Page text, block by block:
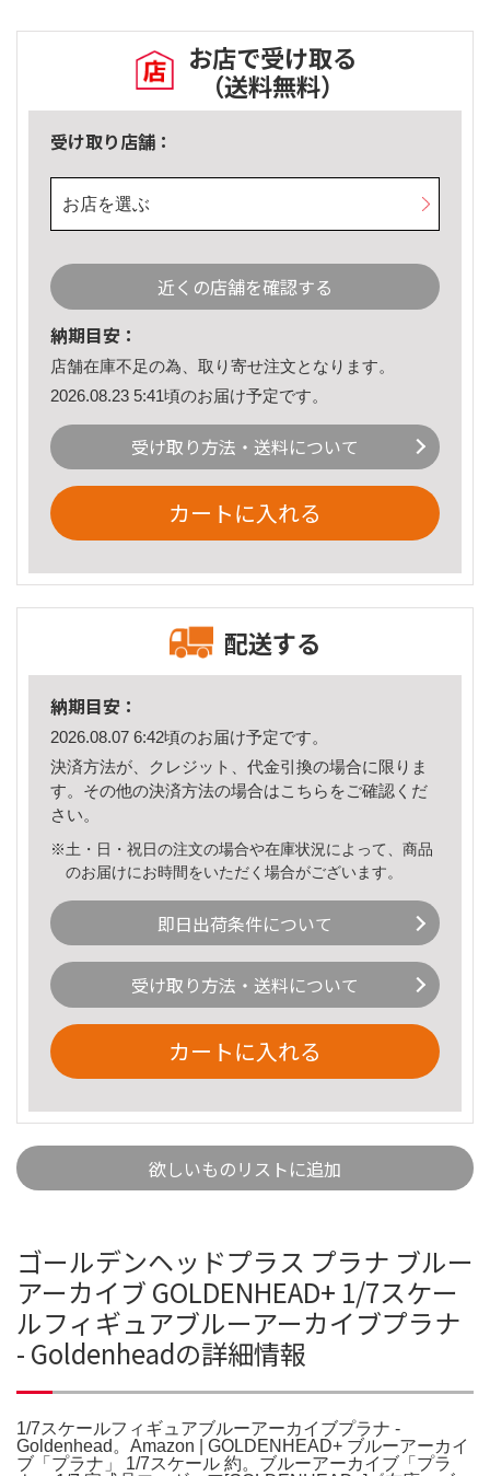
お店で受け取る
（送料無料）
受け取り店舗：
お店を選ぶ
近くの店舗を確認する
納期目安：
店舗在庫不足の為、取り寄せ注文となります。
2026.08.23 5:41頃のお届け予定です。
受け取り方法・送料について
カートに入れる
配送する
納期目安：
2026.08.07 6:42頃のお届け予定です。
決済方法が、クレジット、代金引換の場合に限りま
す。その他の決済方法の場合はこちら をご確認くだ
さい。
※土・日・祝日の注文の場合や在庫状況によって、商品
のお届けにお時間をいただく場合がございます。
即日出荷条件について
受け取り方法・送料について
カートに入れる
欲しいものリストに追加
ゴールデンヘッドプラス プラナ ブルー
アーカイブ GOLDENHEAD+ 1/7スケー
ルフィギュアブルーアーカイブプラナ
- Goldenheadの詳細情報
1/7スケールフィギュアブルーアーカイブプラナ -
Goldenhead。Amazon | GOLDENHEAD+ ブルーアーカイ
ブ「プラナ」 1/7スケール 約。ブルーアーカイブ「プラ